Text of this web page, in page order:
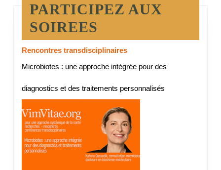
PARTICIPEZ AUX
SOIREES
Rencontres transdisciplinaires
Microbiotes : une approche intégrée pour des
diagnostics et des traitements personnalisés